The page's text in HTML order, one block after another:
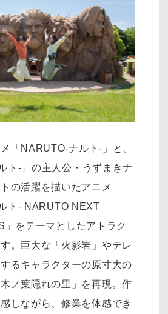
「NARUTO-ナルト-」と、
ト-」の主人公・うずまきナ
の活躍を描いたアニメ
ト- NARUTO NEXT
をテーマとしたアトラク
。巨大な「火影岩」やテレ
るキャラクターの原寸大の
ノ葉隠れの里」を再現。作
しながら、修業を体感でき